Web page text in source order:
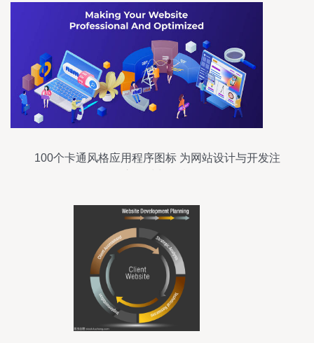
100个卡通风格应用程序图标 为网站设计与开发注